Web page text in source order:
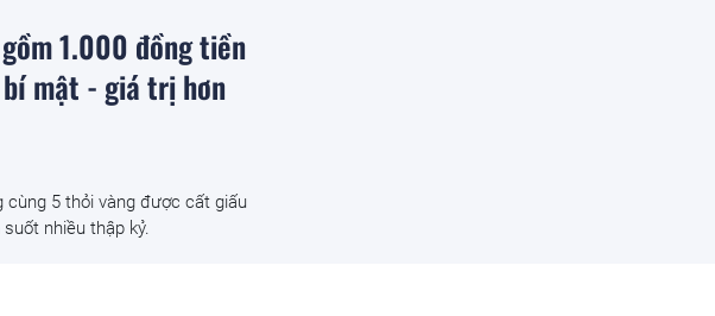
1.000 đồng tiền
mật - giá trị hơn
cùng 5 thỏi vàng được cất giấu
nhiều thập kỷ.